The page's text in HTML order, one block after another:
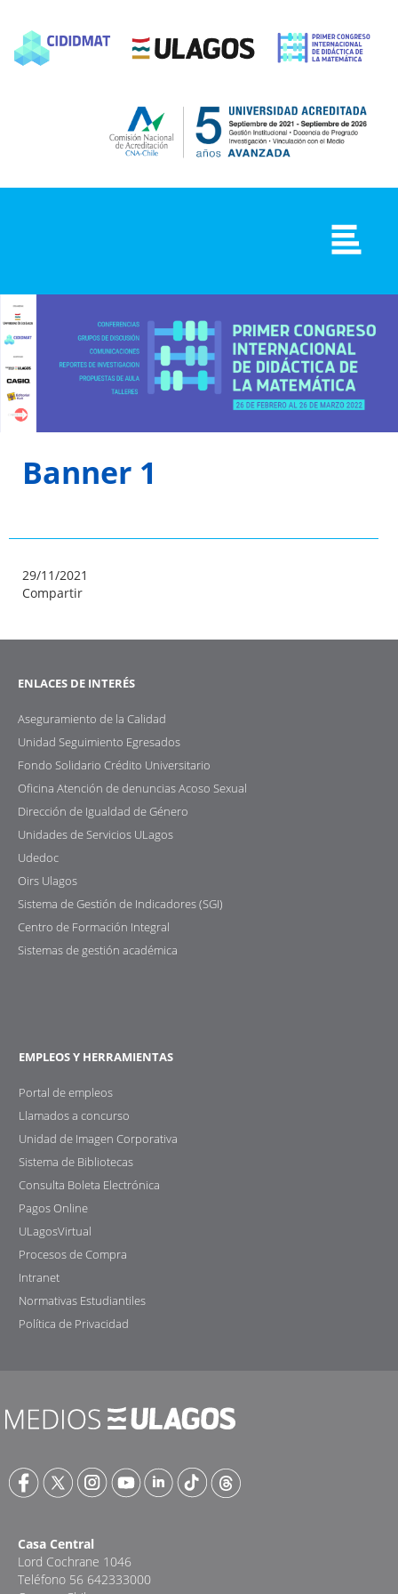
Banner 1
29/11/2021
Compartir
ENLACES DE INTERÉS
Aseguramiento de la Calidad
Unidad Seguimiento Egresados
Fondo Solidario Crédito Universitario
Oficina Atención de denuncias Acoso Sexual
Dirección de Igualdad de Género
Unidades de Servicios ULagos
Udedoc
Oirs Ulagos
Sistema de Gestión de Indicadores (SGI)
Centro de Formación Integral
Sistemas de gestión académica
EMPLEOS Y HERRAMIENTAS
Portal de empleos
Llamados a concurso
Unidad de Imagen Corporativa
Sistema de Bibliotecas
Consulta Boleta Electrónica
Pagos Online
ULagosVirtual
Procesos de Compra
Intranet
Normativas Estudiantiles
Política de Privacidad
Casa Central
Lord Cochrane 1046
Teléfono 56 642333000